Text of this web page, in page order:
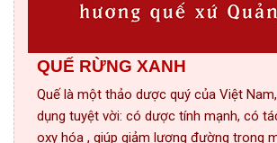
QUẾ RỪNG XANH
Quế là một thảo dược quý của Việt
dụng tuyệt vời: có dược tính mạnh, có
oxy hóa , giúp giảm lượng đường trong